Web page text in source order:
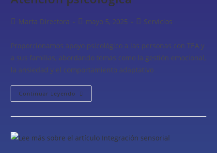
Marta Directora mayo 5, 2025 Servicios
Proporcionamos apoyo psicológico a las personas con TEA y
a sus familias, abordando temas como la gestión emocional,
la ansiedad y el comportamiento adaptativo
Continuar Leyendo